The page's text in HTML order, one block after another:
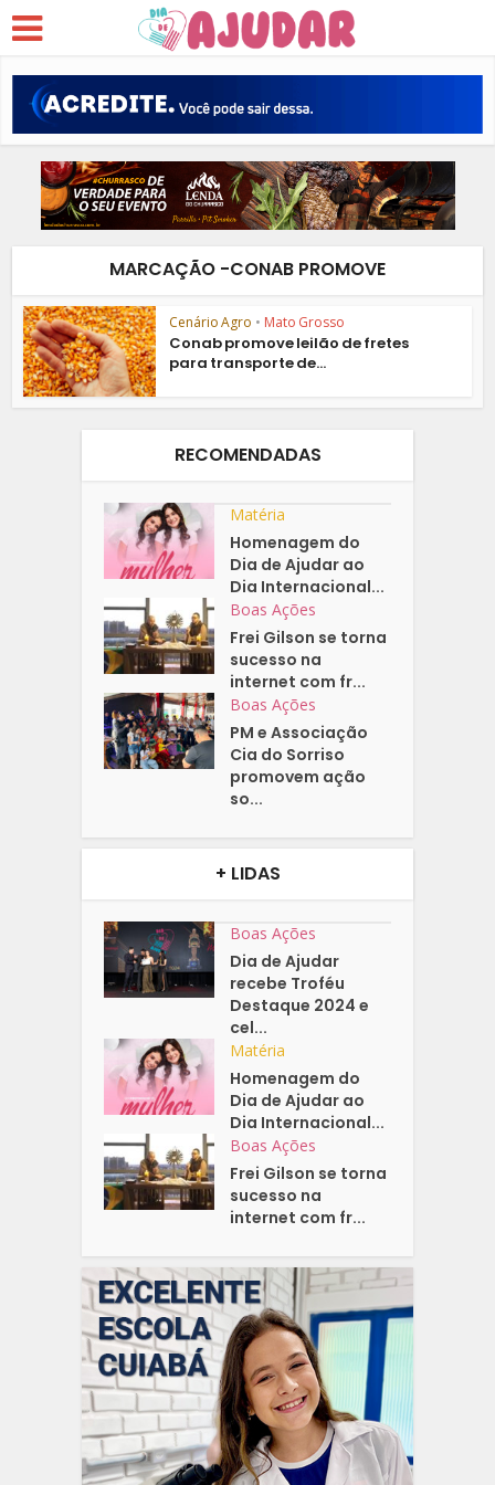
MARCAÇÃO -CONAB PROMOVE
Cenário Agro • Mato Grosso
Conab promove leilão de fretes
para transporte de...
RECOMENDADAS
Matéria
Homenagem do
Dia de Ajudar ao
Dia Internacional...
Boas Ações
Frei Gilson se torna
sucesso na
internet com fr...
Boas Ações
PM e Associação
Cia do Sorriso
promovem ação
so...
+ LIDAS
Boas Ações
Dia de Ajudar
recebe Troféu
Destaque 2024 e
cel...
Matéria
Homenagem do
Dia de Ajudar ao
Dia Internacional...
Boas Ações
Frei Gilson se torna
sucesso na
internet com fr...